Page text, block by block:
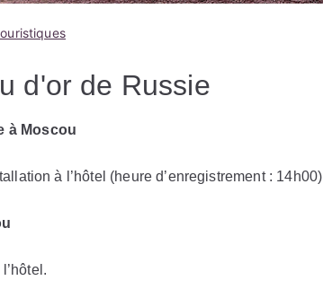
d'or de Russie
à Moscou
à l’hôtel (heure d’enregistrement : 14h00)